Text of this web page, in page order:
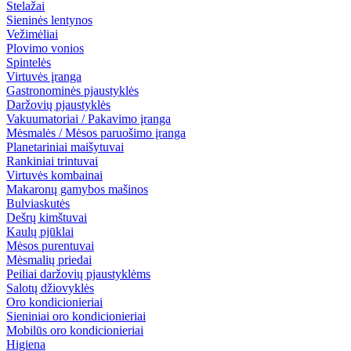
Stelažai
Sieninės lentynos
Vežimėliai
Plovimo vonios
Spintelės
Virtuvės įranga
Gastronominės pjaustyklės
Daržovių pjaustyklės
Vakuumatoriai / Pakavimo įranga
Mėsmalės / Mėsos paruošimo įranga
Planetariniai maišytuvai
Rankiniai trintuvai
Virtuvės kombainai
Makaronų gamybos mašinos
Bulviaskutės
Dešrų kimštuvai
Kaulų pjūklai
Mėsos purentuvai
Mėsmalių priedai
Peiliai daržovių pjaustyklėms
Salotų džiovyklės
Oro kondicionieriai
Sieniniai oro kondicionieriai
Mobilūs oro kondicionieriai
Higiena